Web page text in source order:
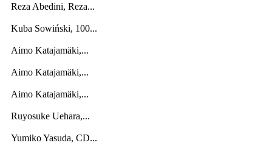
Reza Abedini, Reza...
Kuba Sowiński, 100...
Aimo Katajamäki,...
Aimo Katajamäki,...
Aimo Katajamäki,...
Ruyosuke Uehara,...
Yumiko Yasuda, CD...